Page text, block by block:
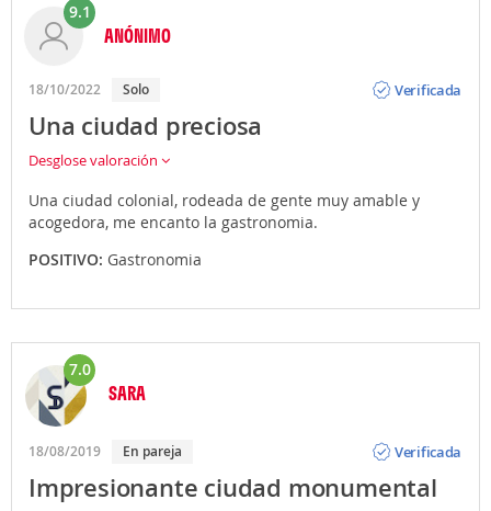
9.1
ANÓNIMO
18/10/2022 Solo
Verificada
Una ciudad preciosa
Desglose valoración
Una ciudad colonial, rodeada de gente muy amable y
acogedora, me encanto la gastronomia.
POSITIVO: Gastronomia
7.0
SARA
18/08/2019 En pareja
Verificada
Impresionante ciudad monumental